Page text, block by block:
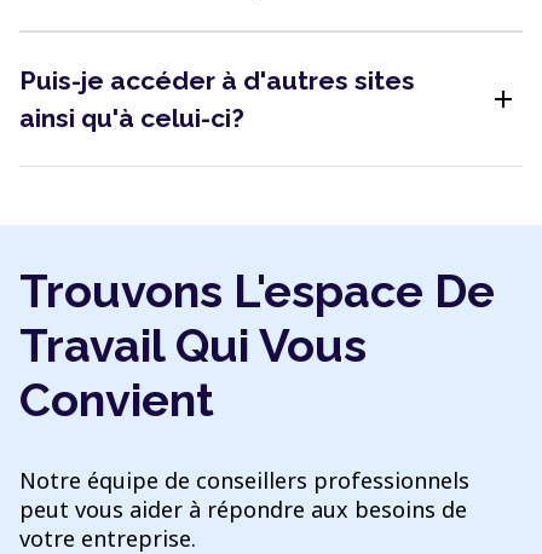
Puis-je accéder à d'autres sites
ainsi qu'à celui-ci?
add
Trouvons L'espace De
Travail Qui Vous
Convient
Notre équipe de conseillers professionnels
peut vous aider à répondre aux besoins de
votre entreprise.